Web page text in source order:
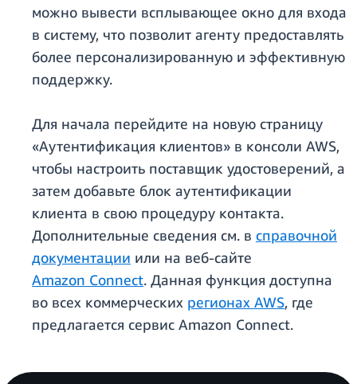
можно вывести всплывающее окно для входа
в систему, что позволит агенту предоставлять
более персонализированную и эффективную
поддержку.
Для начала перейдите на новую страницу
«Аутентификация клиентов» в консоли AWS,
чтобы настроить поставщик удостоверений, а
затем добавьте блок аутентификации
клиента в свою процедуру контакта.
Дополнительные сведения см. в справочной
документации или на веб-сайте
Amazon Connect. Данная функция доступна
во всех коммерческих регионах AWS, где
предлагается сервис Amazon Connect.